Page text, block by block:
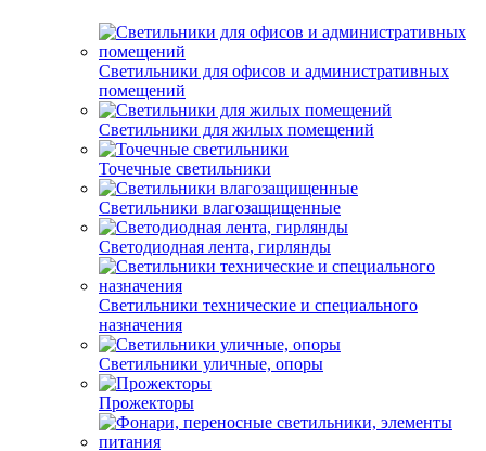
Светильники для офисов и административных
помещений
Светильники для жилых помещений
Точечные светильники
Светильники влагозащищенные
Светодиодная лента, гирлянды
Светильники технические и специального
назначения
Светильники уличные, опоры
Прожекторы